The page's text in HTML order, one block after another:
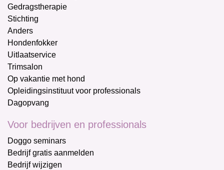
Gedragstherapie
Stichting
Anders
Hondenfokker
Uitlaatservice
Trimsalon
Op vakantie met hond
Opleidingsinstituut voor professionals
Dagopvang
Voor bedrijven en professionals
Doggo seminars
Bedrijf gratis aanmelden
Bedrijf wijzigen